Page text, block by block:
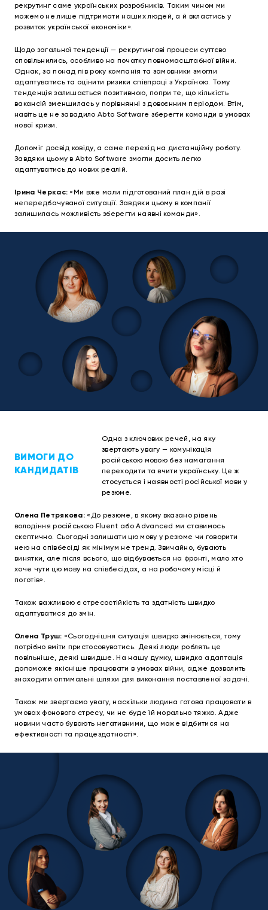
рекрутинг саме українських розробників. Таким чином ми
можемо не лише підтримати наших людей, а й вкластись у
розвиток української економіки».
Щодо загальної тенденції — рекрутингові процеси суттєво
сповільнились, особливо на початку повномасштабної війни.
Однак, за понад пів року компанія та замовники змогли
адаптуватись та оцінити ризики співпраці з Україною. Тому
тенденція залишається позитивною, попри те, що кількість
вакансій зменшилась у порівнянні з довоєнним періодом. Втім,
навіть це не завадило Abto Software зберегти команди в умовах
нової кризи.
Допоміг досвід ковіду, а саме перехід на дистанційну роботу.
Завдяки цьому в Abto Software змогли досить легко
адаптуватись до нових реалій.
Ірина Черкас: «Ми вже мали підготований план дій в разі
непередбачуваної ситуації. Завдяки цьому в компанії
залишилась можливість зберегти наявні команди».
ВИМОГИ ДО
КАНДИДАТІВ
Одна з ключових речей, на яку
звертають увагу — комунікація
російською мовою без намагання
переходити та вчити українську. Це ж
стосується і наявності російської мови у
резюме.
Олена Петрякова: «До резюме, в якому вказано рівень
володіння російською Fluent або Advanced ми ставимось
скептично. Сьогодні залишати цю мову у резюме чи говорити
нею на співбесіді як мінімум не тренд. Звичайно, бувають
винятки, але після всього, що відбувається на фронті, мало хто
хоче чути цю мову на співбесідах, а на робочому місці й
поготів».
Також важливою є стресостійкість та здатність швидко
адаптуватися до змін.
Олена Труш: «Сьогоднішня ситуація швидко змінюється, тому
потрібно вміти пристосовуватись. Деякі люди роблять це
повільніше, деякі швидше. На нашу думку, швидка адаптація
допоможе якісніше працювати в умовах війни, адже дозволить
знаходити оптимальні шляхи для виконання поставленої задачі.
Також ми звертаємо увагу, наскільки людина готова працювати в
умовах фонового стресу, чи не буде їй морально тяжко. Адже
новини часто бувають негативними, що може відбитися на
ефективності та працездатності».